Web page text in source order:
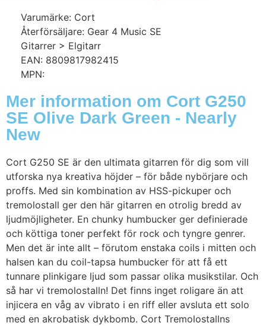
Varumärke: Cort
Återförsäljare: Gear 4 Music SE
Gitarrer > Elgitarr
EAN: 8809817982415
MPN:
Mer information om Cort G250
SE Olive Dark Green - Nearly
New
Cort G250 SE är den ultimata gitarren för dig som vill
utforska nya kreativa höjder – för både nybörjare och
proffs. Med sin kombination av HSS-pickuper och
tremolostall ger den här gitarren en otrolig bredd av
ljudmöjligheter. En chunky humbucker ger definierade
och köttiga toner perfekt för rock och tyngre genrer.
Men det är inte allt – förutom enstaka coils i mitten och
halsen kan du coil-tapsa humbucker för att få ett
tunnare plinkigare ljud som passar olika musikstilar. Och
så har vi tremolostalln! Det finns inget roligare än att
injicera en våg av vibrato i en riff eller avsluta ett solo
med en akrobatisk dykbomb. Cort Tremolostallns